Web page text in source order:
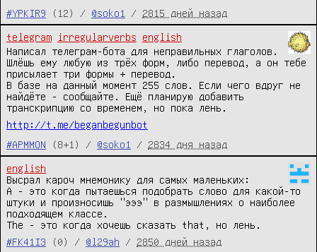
#YPKIR9
(12) / @soko1 / 2815 дней назад
telegram irregularverbs
english
Написал телеграм-бота для неправильных глаголов.
Шлёшь ему любую из трёх форм, либо перевод, а он тебе
присылает три формы + перевод.
В базе на данный момент 255 слов. Если чего вдруг не
найдёте - сообщайте. Ещё планирую добавить
транскрипцию со временем, но пока лень.
http://t.me/beganbegunbot
#APMMON
(8+1) / @soko1 / 2834 дня назад
english
Высрал кароч мнемонику для самых маленьких:
A - это когда пытаешься подобрать слово для какой-то
штуки и произносишь "эээ" в размышлениях о наиболее
подходящем классе.
The - это когда хочешь сказать that, но лень.
#FK41I3
(0) / @l29ah / 2850 дней назад